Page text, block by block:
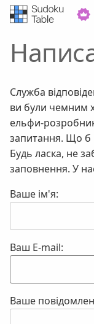
Служба
ви були чемним
ельфи-
запитання. Що б
Будь ласка, не
заповнення. У
Ваше ім'я:
Ваш E-mail:
Ваше